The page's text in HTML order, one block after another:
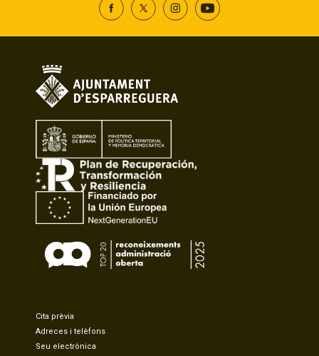
Cita prèvia
Adreces i telèfons
Seu electrònica